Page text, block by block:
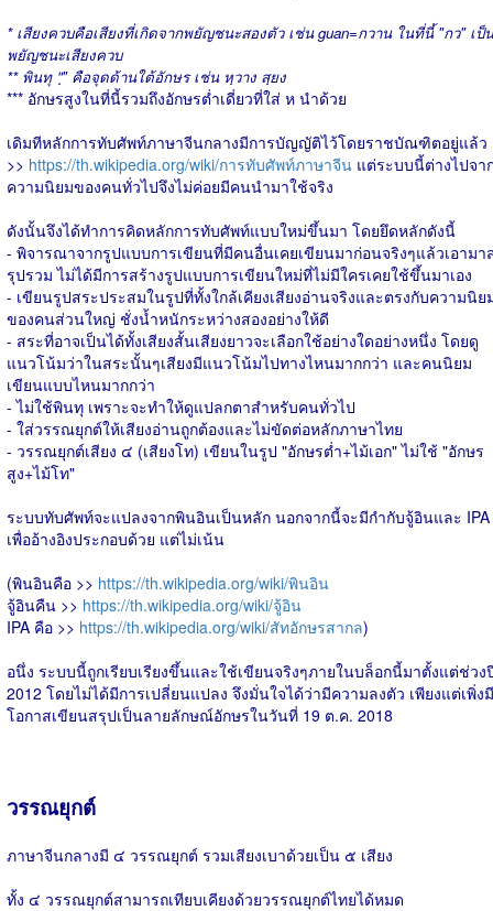
* เสียงควบคือเสียงที่เกิดจากพยัญชนะสองตัว เช่น guan=กวาน ในที่นี้ "กว" เป็น
พยัญชนะเสียงควบ
** พินทุ "ฺ" คือจุดด้านใต้อักษร เช่น หฺวาง สฺยง
*** อักษรสูงในที่นี้รวมถึงอักษรต่ำเดี่ยวที่ใส่ ห นำด้วย
เดิมทีหลักการทับศัพท์ภาษาจีนกลางมีการบัญญัติไว้โดยราชบัณฑิตอยู่แล้ว
>> https://th.wikipedia.org/wiki/การทับศัพท์ภาษาจีน แต่ระบบนี้ต่างไปจา
ความนิยมของคนทั่วไปจึงไม่ค่อยมีคนนำมาใช้จริง
ดังนั้นจึงได้ทำการคิดหลักการทับศัพท์แบบใหม่ขึ้นมา โดยยึดหลักดังนี้
- พิจารณาจากรูปแบบการเขียนที่มีคนอื่นเคยเขียนมาก่อนจริงๆแล้วเอามา
รุปรวม ไม่ได้มีการสร้างรูปแบบการเขียนใหม่ที่ไม่มีใครเคยใช้ขึ้นมาเอง
- เขียนรูปสระประสมในรูปที่ทั้งใกล้เคียงเสียงอ่านจริงและตรงกับความนิย
ของคนส่วนใหญ่ ชั่งน้ำหนักระหว่างสองอย่างให้ดี
- สระที่อาจเป็นได้ทั้งเสียงสั้นเสียงยาวจะเลือกใช้อย่างใดอย่างหนึ่ง โดยดู
แนวโน้มว่าในสระนั้นๆเสียงมีแนวโน้มไปทางไหนมากกว่า และคนนิยม
เขียนแบบไหนมากกว่า
- ไม่ใช้พินทุ เพราะจะทำให้ดูแปลกตาสำหรับคนทั่วไป
- ใส่วรรณยุกต์ให้เสียงอ่านถูกต้องและไม่ขัดต่อหลักภาษาไทย
- วรรณยุกต์เสียง ๔ (เสียงโท) เขียนในรูป "อักษรต่ำ+ไม้เอก" ไม่ใช้ "อักษร
สูง+ไม้โท"
ระบบทับศัพท์จะแปลงจากพินอินเป็นหลัก นอกจากนี้จะมีกำกับจู้อินและ IPA
เพื่ออ้างอิงประกอบด้วย แต่ไม่เน้น
(พินอินคือ >> https://th.wikipedia.org/wiki/พินอิน
จู้อินคืน >> https://th.wikipedia.org/wiki/จู้อิน
IPA คือ >> https://th.wikipedia.org/wiki/สัทอักษรสากล)
อนึ่ง ระบบนี้ถูกเรียบเรียงขึ้นและใช้เขียนจริงๆภายในบล็อกนี้มาตั้งแต่ช่วง
2012 โดยไม่ได้มีการเปลี่ยนแปลง จึงมั่นใจได้ว่ามีความลงตัว เพียงแต่เพิ่งมี
โอกาสเขียนสรุปเป็นลายลักษณ์อักษรในวันที่ 19 ต.ค. 2018
วรรณยุกต์
ภาษาจีนกลางมี ๔ วรรณยุกต์ รวมเสียงเบาด้วยเป็น ๕ เสียง
ทั้ง ๔ วรรณยุกต์สามารถเทียบเคียงด้วยวรรณยุกต์ไทยได้หมด